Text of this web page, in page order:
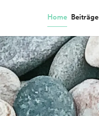
Home Beiträge